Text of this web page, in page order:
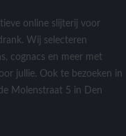
online slijterij voor
Wij selecteren
cognacs en meer met
jullie. Ook te bezoeken in
Molenstraat 5 in Den